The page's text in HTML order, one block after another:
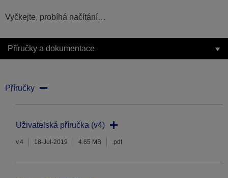
Vyčkejte, probíhá načítání…
Příručky a dokumentace
Příručky
Uživatelská příručka (v4)
v.4 18-Jul-2019 4.65 MB .pdf